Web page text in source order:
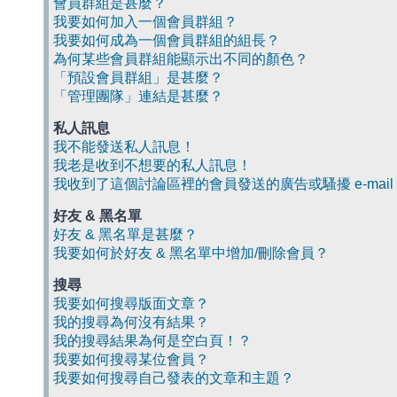
會員群組是甚麼？
我要如何加入一個會員群組？
我要如何成為一個會員群組的組長？
為何某些會員群組能顯示出不同的顏色？
「預設會員群組」是甚麼？
「管理團隊」連結是甚麼？
私人訊息
我不能發送私人訊息！
我老是收到不想要的私人訊息！
我收到了這個討論區裡的會員發送的廣告或騷擾 e-mail
好友 & 黑名單
好友 & 黑名單是甚麼？
我要如何於好友 & 黑名單中增加/刪除會員？
搜尋
我要如何搜尋版面文章？
我的搜尋為何沒有結果？
我的搜尋結果為何是空白頁！？
我要如何搜尋某位會員？
我要如何搜尋自己發表的文章和主題？